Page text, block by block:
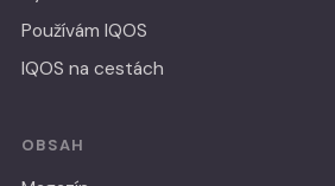
Používám IQOS
IQOS na cestách
OBSAH